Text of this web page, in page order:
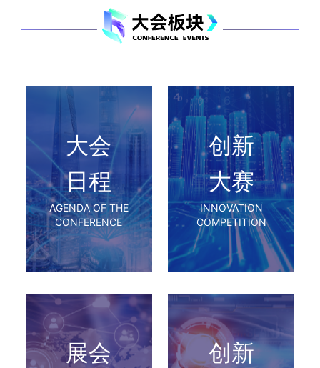
大会
日程
AGENDA OF THE
CONFERENCE
创新
大赛
INNOVATION
COMPETITION
展会
创新